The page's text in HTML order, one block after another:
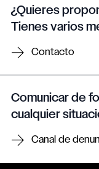
¿Quieres
Tienes varios
Contacto
Comunicar de
cualquier
Canal de